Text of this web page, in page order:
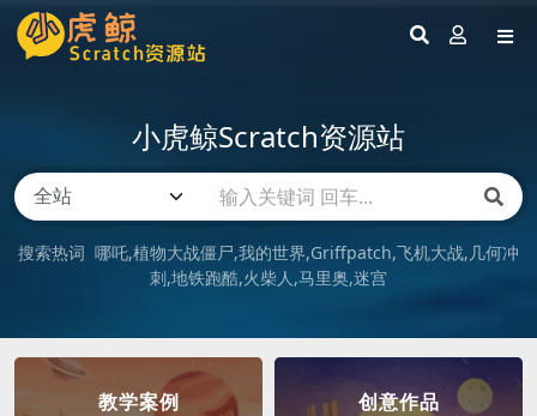
小虎鲸Scratch资源站
搜索热词 哪吒 植物大战僵尸 我的世界 Griffpatch 飞机大战 几何冲
刺 地铁跑酷 火柴人 马里奥 迷宫
教学案例 创意作品